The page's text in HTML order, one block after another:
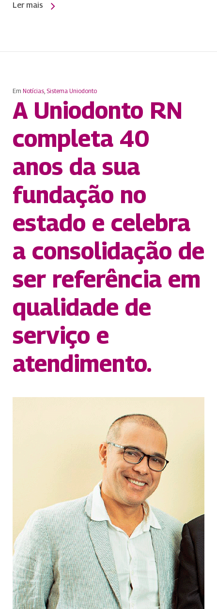
Ler mais
Em Notícias, Sistema Uniodonto
A Uniodonto RN
completa 40
anos da sua
fundação no
estado e celebra
a consolidação de
ser referência em
qualidade de
serviço e
atendimento.